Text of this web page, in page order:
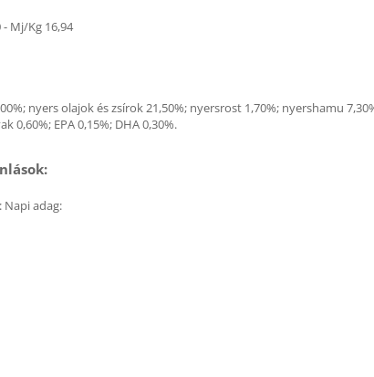
- Mj/Kg 16,94
nyers olajok és zsírok 21,50%; nyersrost 1,70%; nyershamu
0,60%; EPA 0,15%; DHA 0,30%.
Napi adag: